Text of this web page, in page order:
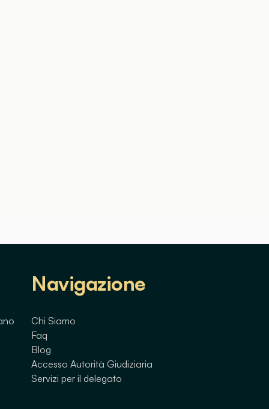
Navigazione
Chi Siamo
Faq
Blog
Accesso Autorità Giudiziaria
Servizi per il delegato